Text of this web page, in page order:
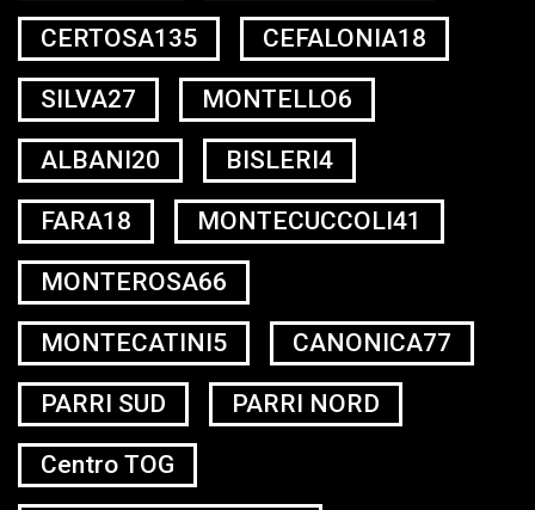
CERTOSA135 CEFALONIA18
SILVA27 MONTELLO6
ALBANI20 BISLERI4
FARA18 MONTECUCCOLI41
MONTEROSA66
MONTECATINI5 CANONICA77
PARRI SUD PARRI NORD
Centro TOG